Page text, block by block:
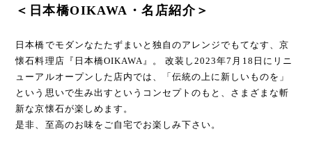
＜日本橋OIKAWA・名店紹介＞
日本橋でモダンなたたずまいと独自のアレンジでもてなす、京
懐石料理店『日本橋OIKAWA』。 改装し2023年7月18日にリニ
ューアルオープンした店内では、「伝統の上に新しいものを」
という思いで生み出すというコンセプトのもと、さまざまな斬
新な京懐石が楽しめます。
是非、至高のお味をご自宅でお楽しみ下さい。